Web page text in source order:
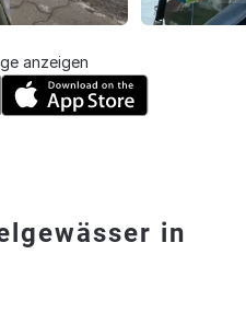
anzeigen
in